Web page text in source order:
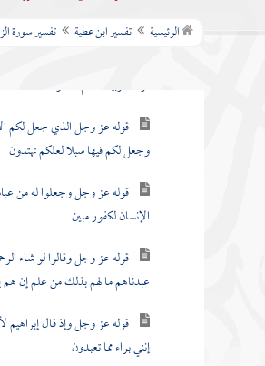
الرئيسية تفسير ابن عطية تفسير سورة تفسير سورة الزخرف
قرآنا عربيا لعلكم تعقلون
قوله عز وجل الذي جعل لكم
وجعل لكم فيها سبلا لعلكم تهتدون
قوله عز وجل وجعلوا له من
الإنسان لكفور مبين
قوله عز وجل وقالوا لو شاء
عبدناهم ما لهم بذلك من علم إن
قوله عز وجل وإذ قال إبراهيم
إنني براء مما تعبدون